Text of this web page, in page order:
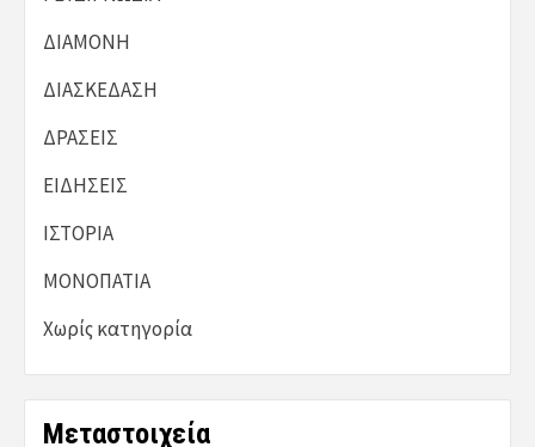
ΔΙΑΜΟΝΗ
ΔΙΑΣΚΕΔΑΣΗ
ΔΡΑΣΕΙΣ
ΕΙΔΗΣΕΙΣ
ΙΣΤΟΡΙΑ
ΜΟΝΟΠΑΤΙΑ
Χωρίς κατηγορία
Μεταστοιχεία